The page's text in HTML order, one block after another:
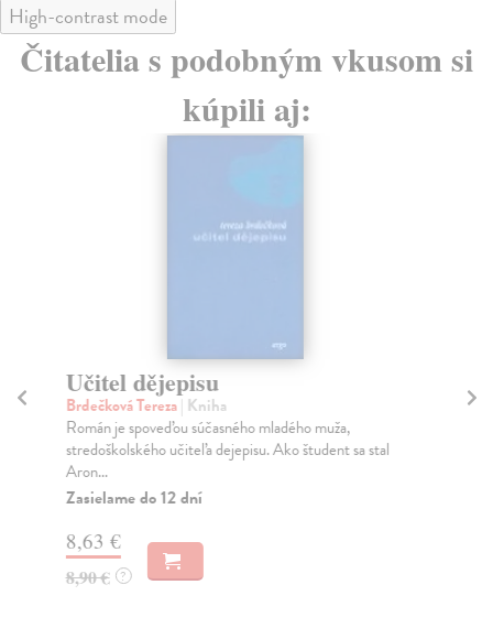
High-contrast mode
Čitatelia s podobným vkusom si
kúpili aj:
Učitel dějepisu
Brdečková Tereza| Kniha
Román je spoveďou súčasného mladého muža,
stredoškolského učiteľa dejepisu. Ako študent sa stal
Aron...
Zasielame do 12 dní
8,63 €
8,90 € ?